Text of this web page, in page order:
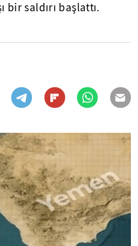
bir saldırı başlattı.